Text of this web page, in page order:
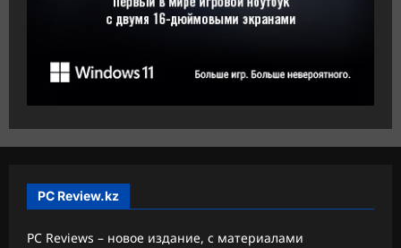
PC Review.kz
PC Reviews – новое издание, с материалами